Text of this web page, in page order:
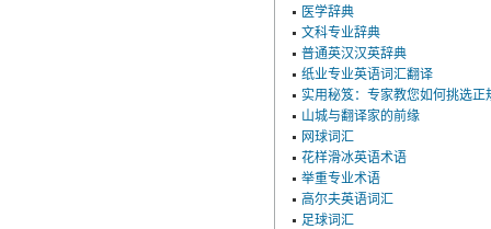
医学辞典
文科专业辞典
普通英汉汉英辞典
纸业专业英语词汇翻译
实用秘笈：专家教您如何挑选正
山城与翻译家的前缘
网球词汇
花样滑冰英语术语
举重专业术语
高尔夫英语词汇
足球词汇